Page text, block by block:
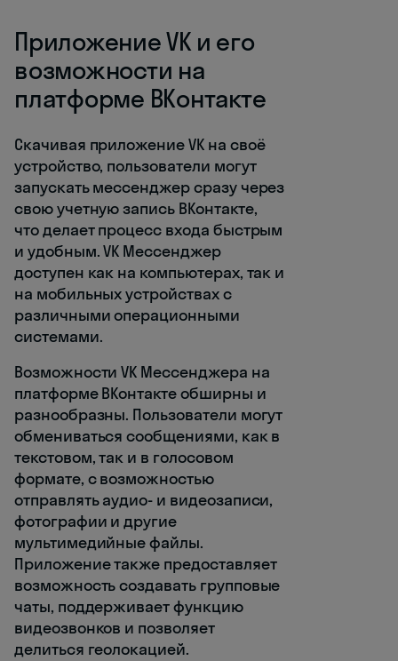
Приложение VK и его
возможности на
платформе ВКонтакте
Скачивая приложение VK на своё
устройство, пользователи могут
запускать мессенджер сразу через
свою учетную запись ВКонтакте,
что делает процесс входа быстрым
и удобным. VK Мессенджер
доступен как на компьютерах, так и
на мобильных устройствах с
различными операционными
системами.
Возможности VK Мессенджера на
платформе ВКонтакте обширны и
разнообразны. Пользователи могут
обмениваться сообщениями, как в
текстовом, так и в голосовом
формате, с возможностью
отправлять аудио- и видеозаписи,
фотографии и другие
мультимедийные файлы.
Приложение также предоставляет
возможность создавать групповые
чаты, поддерживает функцию
видеозвонков и позволяет
делиться геолокацией.